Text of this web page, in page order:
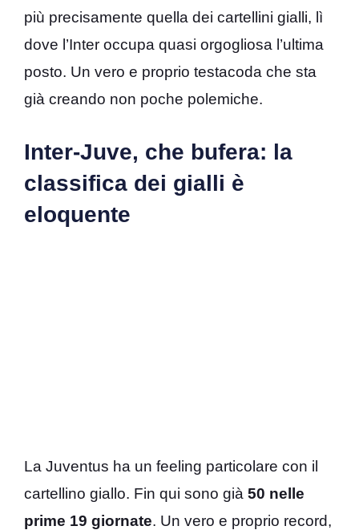
più precisamente quella dei cartellini gialli, lì
dove l’Inter occupa quasi orgogliosa l’ultima
posto. Un vero e proprio testacoda che sta
già creando non poche polemiche.
Inter-Juve, che bufera: la
classifica dei gialli è
eloquente
La Juventus ha un feeling particolare con il
cartellino giallo. Fin qui sono già 50 nelle
prime 19 giornate. Un vero e proprio record,